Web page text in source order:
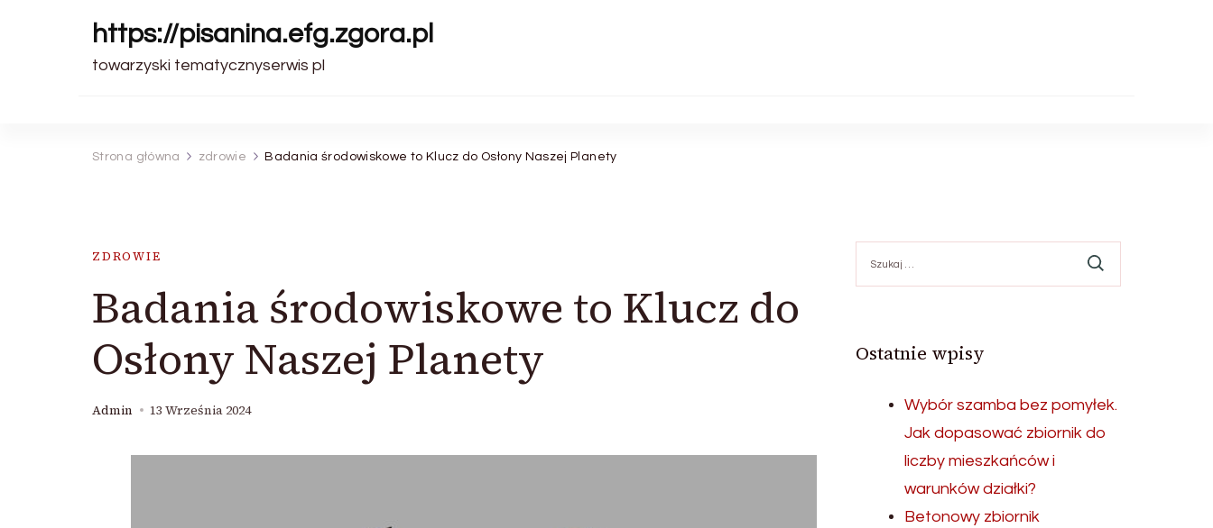
https://pisanina.efg.zgora.pl
towarzyski tematycznyserwis pl
Strona główna zdrowie Badania środowiskowe to Klucz do Osłony Naszej Planety
ZDROWIE
Badania środowiskowe to Klucz do
Osłony Naszej Planety
Admin 13 Września 2024
Ostatnie wpisy
Wybór szamba bez pomyłek.
Jak dopasować zbiornik do
liczby mieszkańców i
warunków działki?
Betonowy zbiornik